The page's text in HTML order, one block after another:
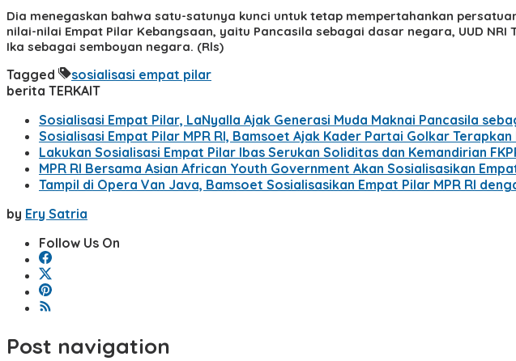
Dia menegaskan bahwa satu-satunya kunci untuk tetap mempertahankan
nilai-nilai Empat Pilar Kebangsaan, yaitu Pancasila sebagai dasar negara, UUD
Ika sebagai semboyan negara. (Rls)
Tagged
sosialisasi empat pilar
berita TERKAIT
Sosialisasi Empat Pilar, LaNyalla Ajak Generasi Muda Maknai Pancasila
Sosialisasi Empat Pilar MPR RI, Bamsoet Ajak Kader Partai Golkar
Lakukan Sosialisasi Empat Pilar Ibas Serukan Soliditas dan Kemandirian
MPR RI Bersama Asian African Youth Government Akan Sosialisasikan
Tampil di Opera Van Java, Bamsoet Sosialisasikan Empat Pilar MPR RI
by Ery Satria
Follow Us On
Post navigation